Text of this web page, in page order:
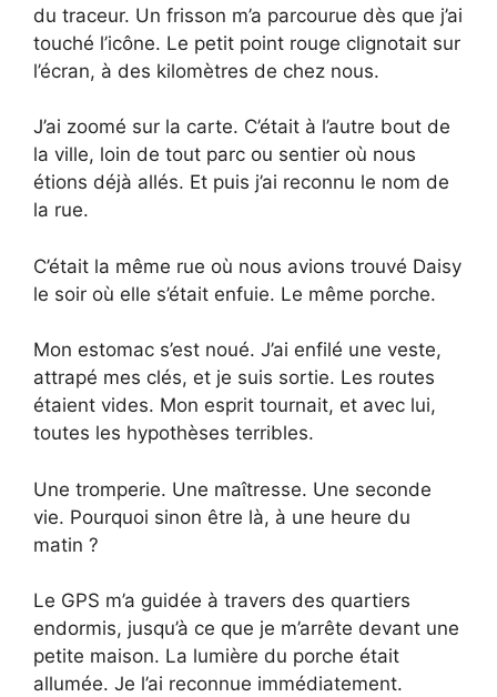
du traceur. Un frisson m’a parcourue dès que j’ai
touché l’icône. Le petit point rouge clignotait sur
l’écran, à des kilomètres de chez nous.
J’ai zoomé sur la carte. C’était à l’autre bout de
la ville, loin de tout parc ou sentier où nous
étions déjà allés. Et puis j’ai reconnu le nom de
la rue.
C’était la même rue où nous avions trouvé Daisy
le soir où elle s’était enfuie. Le même porche.
Mon estomac s’est noué. J’ai enfilé une veste,
attrapé mes clés, et je suis sortie. Les routes
étaient vides. Mon esprit tournait, et avec lui,
toutes les hypothèses terribles.
Une tromperie. Une maîtresse. Une seconde
vie. Pourquoi sinon être là, à une heure du
matin ?
Le GPS m’a guidée à travers des quartiers
endormis, jusqu’à ce que je m’arrête devant une
petite maison. La lumière du porche était
allumée. Je l’ai reconnue immédiatement.